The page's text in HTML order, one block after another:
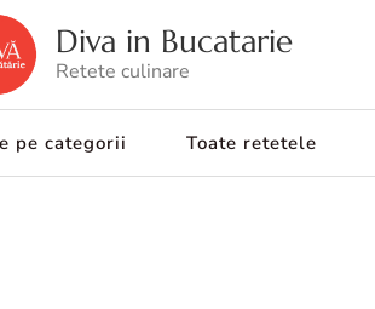
Diva in Bucatarie
Retete culinare
pe categorii Toate retetele